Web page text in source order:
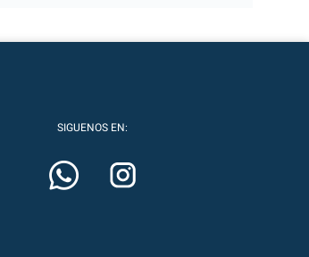
SIGUENOS EN: